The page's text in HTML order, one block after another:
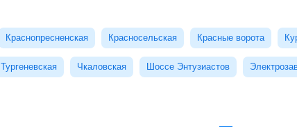
Краснопресненская Красносельская Красные ворота
Тургеневская Чкаловская Шоссе Энтузиастов